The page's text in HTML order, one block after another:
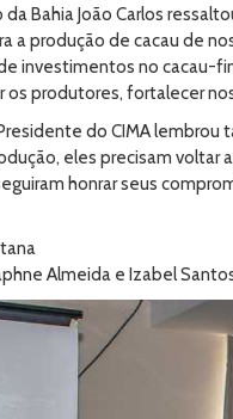
Bahia João Carlos
a produção de cacau de
investimentos no cacau-
os produtores, fortalecer
do CIMA lembrou
eles precisam
honrar seus
Almeida e Izabel